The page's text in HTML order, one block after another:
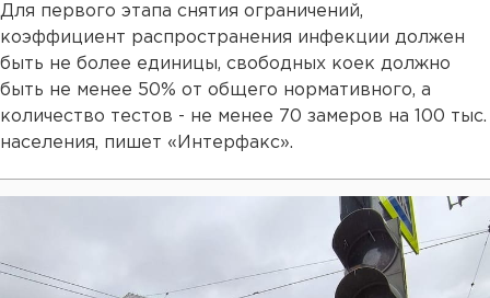
Для первого этапа снятия ограничений,
коэффициент распространения инфекции должен
быть не более единицы, свободных коек должно
быть не менее 50% от общего нормативного, а
количество тестов - не менее 70 замеров на 100 тыс.
населения, пишет «Интерфакс».